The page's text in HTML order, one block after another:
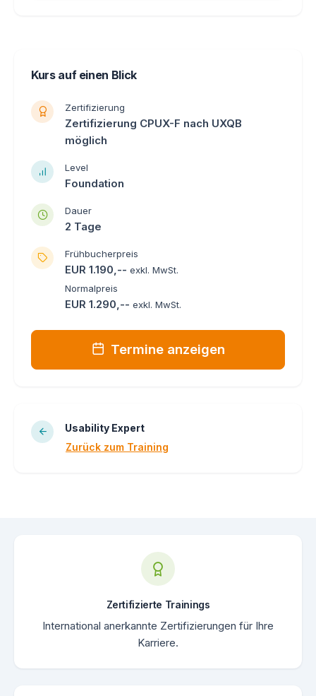
Kurs auf einen Blick
Zertifizierung
Zertifizierung CPUX-F nach UXQB
möglich
Level
Foundation
Dauer
2 Tage
Frühbucherpreis
EUR 1.190,-- exkl. MwSt.
Normalpreis
EUR 1.290,-- exkl. MwSt.
Termine anzeigen
Usability Expert
Zurück zum Training
Zertifizierte Trainings
International anerkannte Zertifizierungen für Ihre
Karriere.